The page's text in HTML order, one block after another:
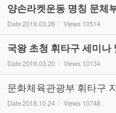
양손라켓운동 명칭 문체
Date2019.03.28 Views 10514
국왕 초청 휘타구 세미나
Date2019.03.20 Views 10134
문화체육관광부 휘타구
Date2018.10.24 Views 10748